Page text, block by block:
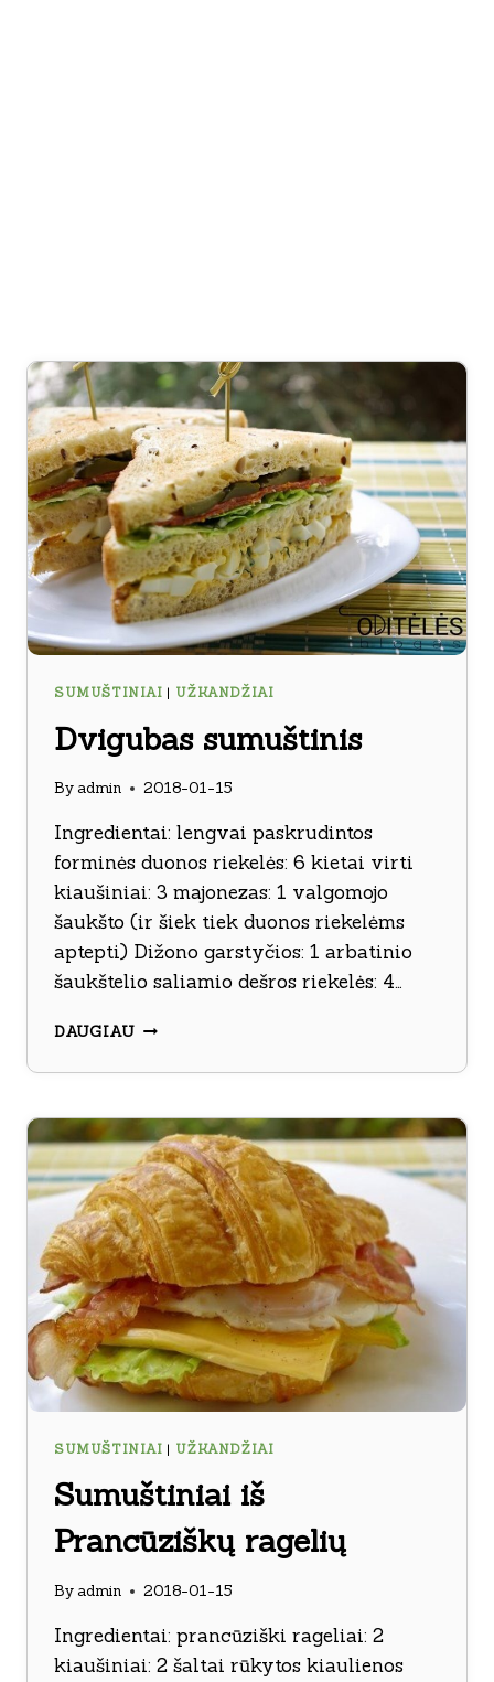
SUMUŠTINIAI | UŽKANDŽIAI
Dvigubas sumuštinis
By admin 2018-01-15
Ingredientai: lengvai paskrudintos
forminės duonos riekelės: 6 kietai virti
kiaušiniai: 3 majonezas: 1 valgomojo
šaukšto (ir šiek tiek duonos riekelėms
aptepti) Dižono garstyčios: 1 arbatinio
šaukštelio saliamio dešros riekelės: 4…
DAUGIAUDVIGUBAS
SUMUŠTINIAI | UŽKANDŽIAI
Sumuštiniai iš
Prancūziškų ragelių
By admin 2018-01-15
Ingredientai: prancūziški rageliai: 2
kiaušiniai: 2 šaltai rūkytos kiaulienos